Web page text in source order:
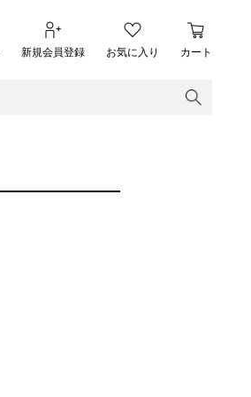
新規会員登録 お気に入り カート